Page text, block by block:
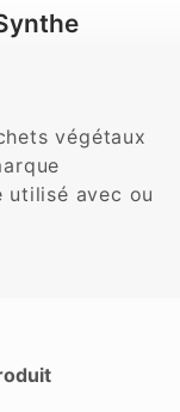
végétaux
utilisé avec ou